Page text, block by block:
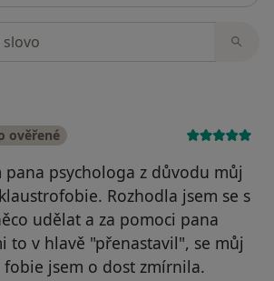
ověřené
pana psychologa z důvodu můj
Rozhodla jsem se s
udělat a za pomoci pana
to v hlavě "přenastavil", se můj
jsem o dost zmírnila.